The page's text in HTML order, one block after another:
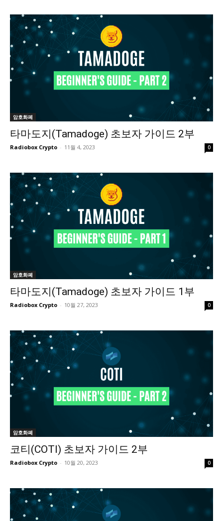
암호화폐
타마도지(Tamadoge) 초보자 가이드 2부
Radiobox Crypto - 11월 4, 2023 0
암호화폐
타마도지(Tamadoge) 초보자 가이드 1부
Radiobox Crypto - 10월 27, 2023 0
암호화폐
코티(COTI) 초보자 가이드 2부
Radiobox Crypto - 10월 20, 2023 0